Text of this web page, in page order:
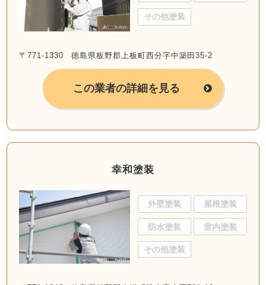
その他塗装
〒771-1330 徳島県板野郡上板町西分字中築田35-2
この業者の詳細を見る
幸和塗装
外壁塗装 屋根塗装
防水塗装 室内塗装
その他塗装